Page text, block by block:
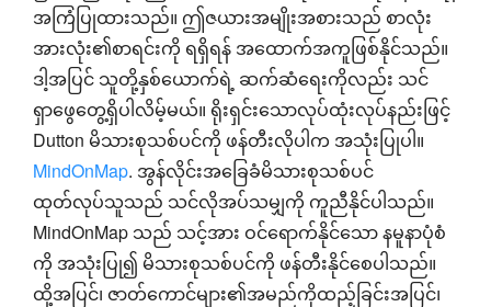
အကြံပြုထားသည်။ ဤဇယားအမျိုးအစားသည် စာလုံး
အားလုံး၏စာရင်းကို ရရှိရန် အထောက်အကူဖြစ်နိုင်သည်။
ဒါ့အပြင် သူတို့နှစ်ယောက်ရဲ့ ဆက်ဆံရေးကိုလည်း သင်
ရှာဖွေတွေ့ရှိပါလိမ့်မယ်။ ရိုးရှင်းသောလုပ်ထုံးလုပ်နည်းဖြင့်
Dutton မိသားစုသစ်ပင်ကို ဖန်တီးလိုပါက အသုံးပြုပါ။
MindOnMap. အွန်လိုင်းအခြေခံမိသားစုသစ်ပင်
ထုတ်လုပ်သူသည် သင်လိုအပ်သမျှကို ကူညီနိုင်ပါသည်။
MindOnMap သည် သင့်အား ဝင်ရောက်နိုင်သော နမူနာပုံစံ
ကို အသုံးပြု၍ မိသားစုသစ်ပင်ကို ဖန်တီးနိုင်စေပါသည်။
ထို့အပြင်၊ ဇာတ်ကောင်များ၏အမည်ကိုထည့်ခြင်းအပြင်၊